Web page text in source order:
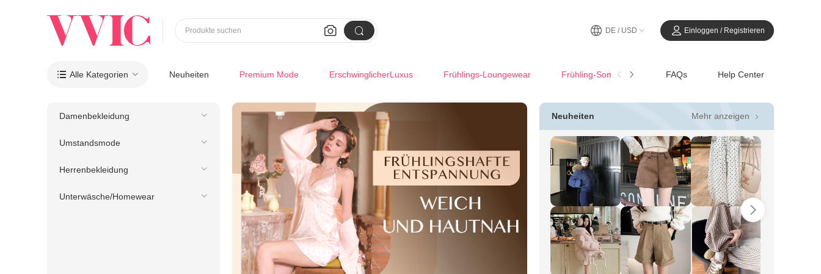
 
Produkte suchen DE / USD Einloggen / Registrieren
 Alle Kategorien Neuheiten Premium Mode ErschwinglicherLuxus Frühlings-Loungewear Frühling-SommerCasual FAQs Help Center
Damenbekleidung
Umstandsmode
Herrenbekleidung
Unterwäsche/Homewear
Neuheiten Mehr anzeigen 